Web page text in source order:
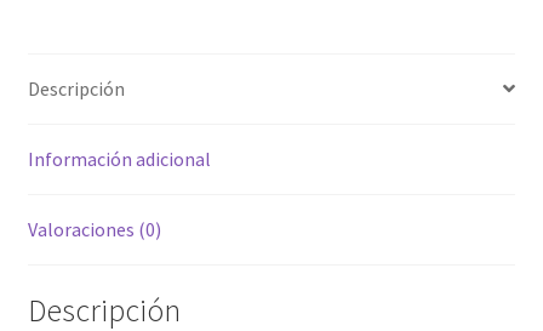
Descripción
Información adicional
Valoraciones (0)
Descripción